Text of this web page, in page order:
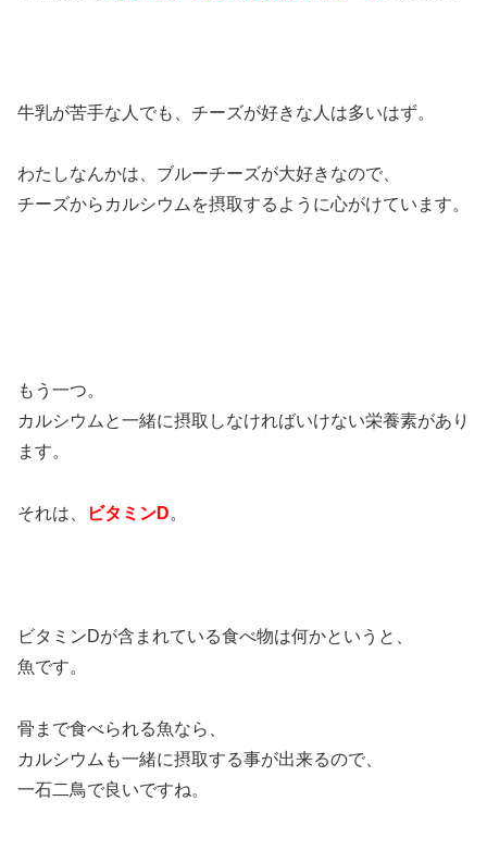
牛乳が苦手な人でも、チーズが好きな人は多いはず。
わたしなんかは、ブルーチーズが大好きなので、
チーズからカルシウムを摂取するように心がけています。
もう一つ。
カルシウムと一緒に摂取しなければいけない栄養素があり
ます。
それは、 ビタミンD。
ビタミンDが含まれている食べ物は何かというと、
魚です。
骨まで食べられる魚なら、
カルシウムも一緒に摂取する事が出来るので、
一石二鳥で良いですね。